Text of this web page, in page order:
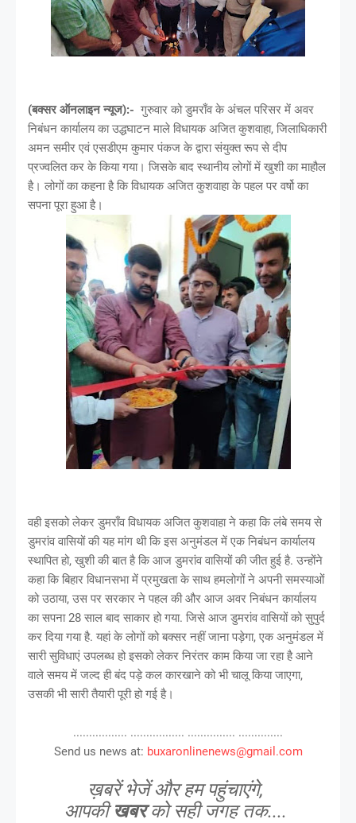
(बक्सर ऑनलाइन न्यूज):- गुरुवार को डुमराँव के अंचल परिसर में अवर
निबंधन कार्यालय का उद्धघाटन माले विधायक अजित कुशवाहा, जिलाधिकारी
अमन समीर एवं एसडीएम कुमार पंकज के द्वारा संयुक्त रूप से दीप
प्रज्वलित कर के किया गया। जिसके बाद स्थानीय लोगों में खुशी का माहौल
है। लोगों का कहना है कि विधायक अजित कुशवाहा के पहल पर वर्षो का
सपना पूरा हुआ है।
वही इसको लेकर डुमराँव विधायक अजित कुशवाहा ने कहा कि लंबे समय से
डुमरांव वासियों की यह मांग थी कि इस अनुमंडल में एक निबंधन कार्यालय
स्थापित हो, खुशी की बात है कि आज डुमरांव वासियों की जीत हुई है. उन्होंने
कहा कि बिहार विधानसभा में प्रमुखता के साथ हमलोगों ने अपनी समस्याओं
को उठाया, उस पर सरकार ने पहल की और आज अवर निबंधन कार्यालय
का सपना 28 साल बाद साकार हो गया. जिसे आज डुमरांव वासियों को सुपुर्द
कर दिया गया है. यहां के लोगों को बक्सर नहीं जाना पड़ेगा, एक अनुमंडल में
सारी सुविधाएं उपलब्ध हो इसको लेकर निरंतर काम किया जा रहा है आने
वाले समय में जल्द ही बंद पड़े कल कारखाने को भी चालू किया जाएगा,
उसकी भी सारी तैयारी पूरी हो गई है।
................. ................. ............... ..............
Send us news at: buxaronlinenews@gmail.com
ख़बरें भेजें और हम पहुंचाएंगे,
आपकीखबरको सही जगह तक....